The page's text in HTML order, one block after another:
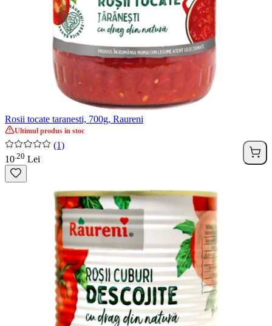
Rosii tocate taranesti, 700g, Raureni
Ultimul produs in stoc
(1)
10 20 Lei